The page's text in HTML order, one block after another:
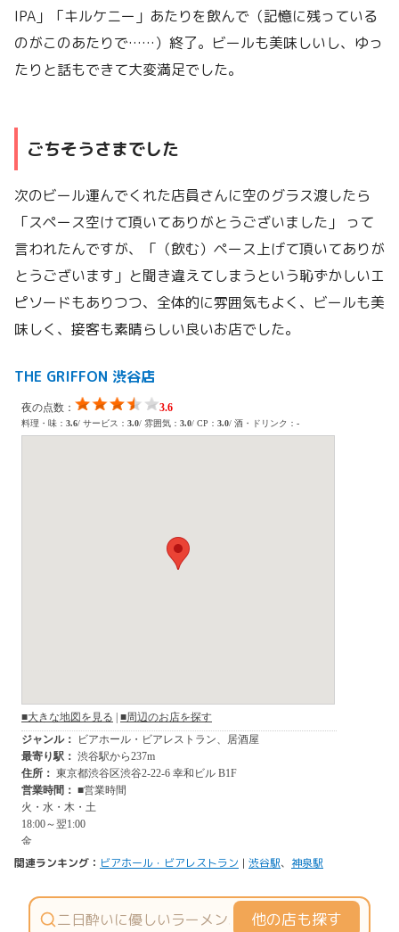
IPA」「キルケニー」あたりを飲んで（記憶に残っている
のがこのあたりで……）終了。ビールも美味しいし、ゆっ
たりと話もできて大変満足でした。
ごちそうさまでした
次のビール運んでくれた店員さんに空のグラス渡したら
「スペース空けて頂いてありがとうございました」 って
言われたんですが、「（飲む）ペース上げて頂いてありが
とうございます」と聞き違えてしまうという恥ずかしいエ
ピソードもありつつ、全体的に雰囲気もよく、ビールも美
味しく、接客も素晴らしい良いお店でした。
THE GRIFFON 渋谷店
関連ランキング： ビアホール・ビアレストラン | 渋谷駅、 神泉駅
他の店も探す